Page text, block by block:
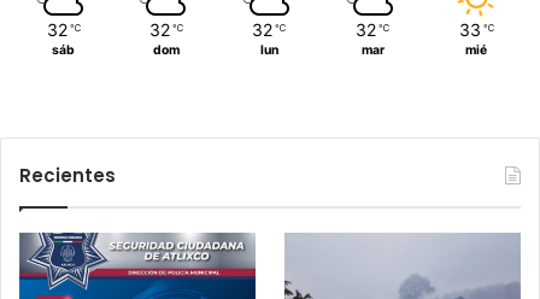
32 ℃
sáb
32 ℃
dom
32 ℃
lun
32 ℃
mar
33 ℃
mié
Recientes